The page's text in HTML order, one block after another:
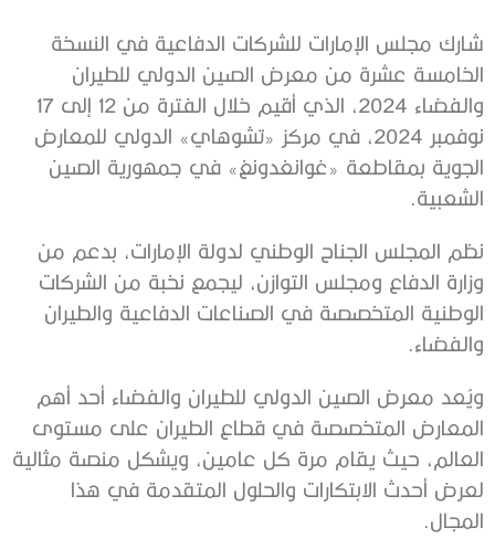
شارك مجلس الإمارات للشركات الدفاعية في النسخة
الخامسة عشرة من معرض الصين الدولي للطيران
والفضاء 2024، الذي أقيم خلال الفترة من 12 إلى 17
نوفمبر 2024، في مركز «تشوهاي» الدولي للمعارض
الجوية بمقاطعة «غوانغدونغ» في جمهورية الصين
الشعبية.
نظم المجلس الجناح الوطني لدولة الإمارات، بدعم من
وزارة الدفاع ومجلس التوازن، ليجمع نخبة من الشركات
الوطنية المتخصصة في الصناعات الدفاعية والطيران
والفضاء.
ويُعد معرض الصين الدولي للطيران والفضاء أحد أهم
المعارض المتخصصة في قطاع الطيران على مستوى
العالم، حيث يقام مرة كل عامين، ويشكل منصة مثالية
لعرض أحدث الابتكارات والحلول المتقدمة في هذا
المجال.